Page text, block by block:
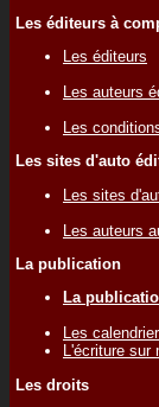
Les éditeurs à
Les éditeurs
Les auteurs
Les
Les sites d'auto
Les sites
Les auteurs
La publication
La
Les
L'écriture sur
Les droits